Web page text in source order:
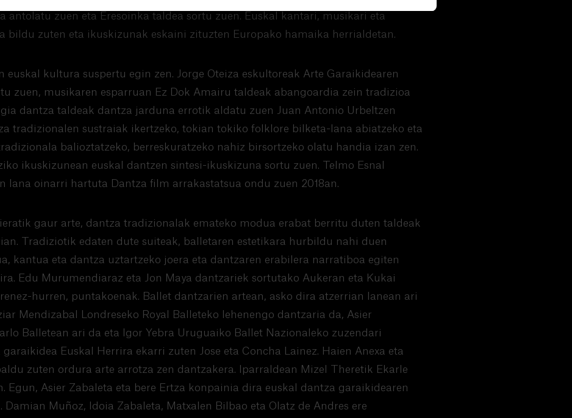
antolatu zuen eta Eresoinka taldea sortu zuen. Euskal kantari, musikari eta
bildu zuten eta ikuskizunak eskaini zituzten Europako hamaika herrialdetan.
euskal kultura suspertu egin zen. Jorge Oteiza eskultoreak Arte Garaikidearen
zuen, musikaren esparruan Ez Dok Amairu taldeak abangoardia zein tradizioa
dantza taldeak dantza jarduna errotik aldatu zuen Juan Antonio Urbeltzen
tradizionalen sustraiak ikertzeko, tokian tokiko folklore bilketa-lana abiatzeko eta
balioztatzeko, berreskuratzeko nahiz birsortzeko olatu handia izan zen.
ikuskizunean euskal dantzen sintesi-ikuskizuna sortu zuen. Telmo Esnal
lana oinarri hartuta Dantza film arrakastatsua ondu zuen 2018an.
gaur arte, dantza tradizionalak emateko modua erabat berritu duten taldeak
Tradiziotik edaten dute suiteak, balletaren estetikara hurbildu nahi duen
kantua eta dantza uztartzeko joera eta dantzaren erabilera narratiboa egiten
Edu Murumendiaraz eta Jon Maya dantzariek sortutako Aukeran eta Kukai
hurren, puntakoenak. Ballet dantzarien artean, asko dira atzerrian lanean ari
Mendizabal Londreseko Royal Balleteko lehenengo dantzaria da, Asier
Balletean ari da eta Igor Yebra Uruguaiko Ballet Nazionaleko zuzendari
Euskal Herrira ekarri zuten Jose eta Concha Lainez. Haien Anexa eta
zuten ordura arte arrotza zen dantzakera. Iparraldean Mizel Theretik Ekarle
Egun, Asier Zabaleta eta bere Ertza konpainia dira euskal dantza garaikidearen
Damian Muñoz, Idoia Zabaleta, Matxalen Bilbao eta Olatz de Andres ere